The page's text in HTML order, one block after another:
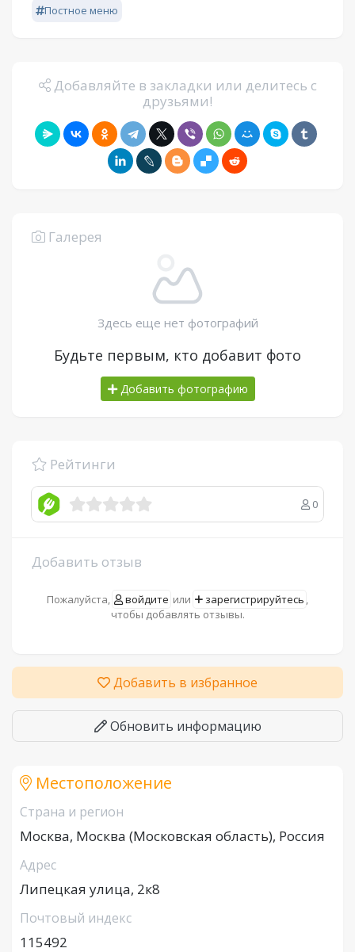
Постное меню
Добавляйте в закладки или делитесь с
друзьями!
Галерея
Здесь еще нет фотографий
Будьте первым, кто добавит фото
Добавить фотографию
Рейтинги
0
Добавить отзыв
Пожалуйста, войдите или зарегистрируйтесь ,
чтобы добавлять отзывы.
Добавить в избранное
Обновить информацию
Местоположение
Страна и регион
Москва, Москва (Московская область), Россия
Адрес
Липецкая улица, 2к8
Почтовый индекс
115492